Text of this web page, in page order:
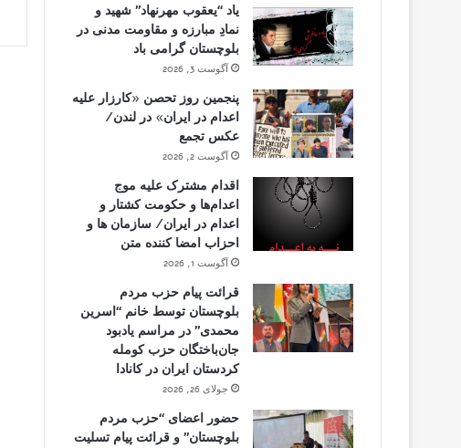
یاد “یعقوب مهرنهاد” شهید و
نمادِ مبارزه و مقاومت مدنی در
بلوچستان گرامی باد
آگوست 3, 2026
پنجمین روز تحصن «کارزار علیه
اعدام در ایران» در لندن/
عکس تجمع
آگوست 2, 2026
اقدام مشترک علیه موج
اعدام‌ها و حکومت کشتار و
اعدام در ایران/ سازمان ها و
احزاب امضا کننده متن
آگوست 1, 2026
قرائت پیام حزب مردم
بلوچستان توسط خانم “اسرین
محمدی” در مراسم یادبود
جان‌باختگان حزب کومله
کردستان ایران در کانادا
جولای 26, 2026
حضور اعضای “حزب مردم
بلوچستان” و قرائت پیام تسلیت